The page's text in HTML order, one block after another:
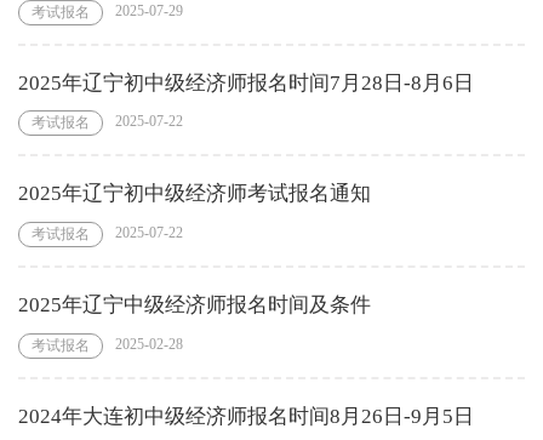
考试报名 2025-07-29
2025年辽宁初中级经济师报名时间7月28日-8月6日
考试报名 2025-07-22
2025年辽宁初中级经济师考试报名通知
考试报名 2025-07-22
2025年辽宁中级经济师报名时间及条件
考试报名 2025-02-28
2024年大连初中级经济师报名时间8月26日-9月5日